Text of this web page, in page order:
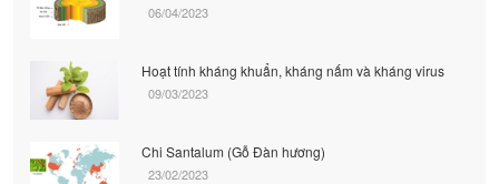
06/04/2023
Hoạt tính kháng khuẩn, kháng nấm và kháng virus
09/03/2023
Chi Santalum (Gỗ Đàn hương)
23/02/2023